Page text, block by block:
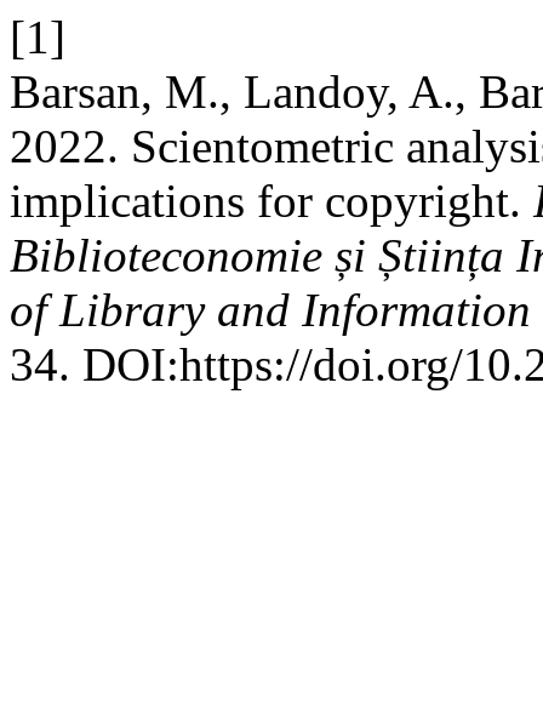
[1]
Barsan, M., Landoy, A.,
2022. Scientometric
implications for copyright.
Biblioteconomie și Știința
of Library and Information
34. DOI:https://doi.org/